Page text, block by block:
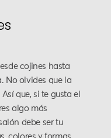
cojines hasta
No olvides que la
que, si te gusta el
algo más
debe ser tu